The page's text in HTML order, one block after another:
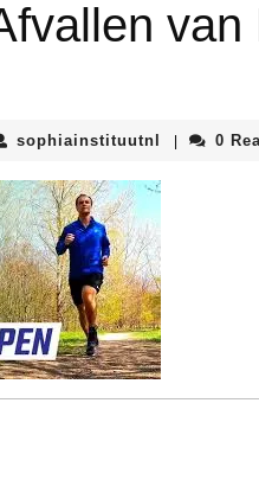
sophiainstituutnl 0